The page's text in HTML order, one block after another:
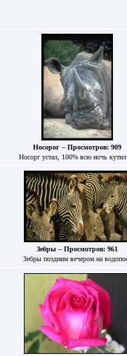
Носорог – Просмотров: 909
Носорг устал, 100% всю ночь
Зебры – Просмотров: 961
Зебры поздним вечером на